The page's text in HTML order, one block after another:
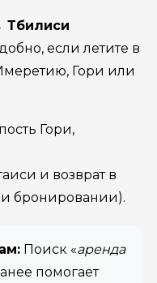
Тбилиси
если летите в
Гори или
Гори,
и возврат в
бронировании).
Поиск «аренда
помогает